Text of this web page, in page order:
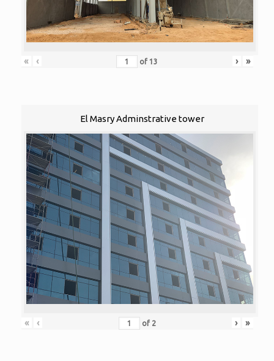
« ‹ of 13 › »
El Masry Adminstrative tower
« ‹ of 2 › »